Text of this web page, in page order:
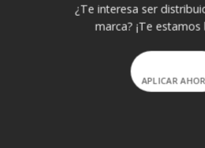
¿Te interesa ser
marca? ¡Te
APLICAR